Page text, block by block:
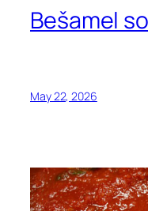
Bešamel
May 22, 2026